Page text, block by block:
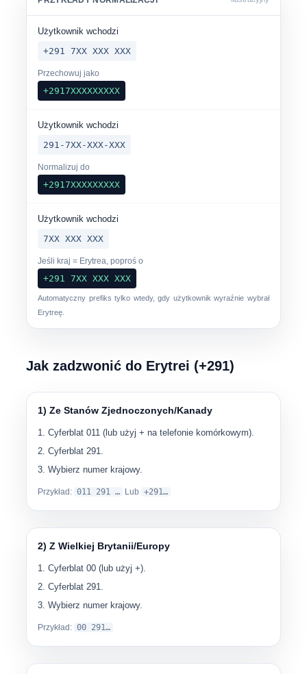
Użytkownik wchodzi
+291 7XX XXX XXX
Przechowuj jako
+2917XXXXXXXXX
Użytkownik wchodzi
291-7XX-XXX-XXX
Normalizuj do
+2917XXXXXXXXX
Użytkownik wchodzi
7XX XXX XXX
Jeśli kraj = Erytrea, poproś o
+291 7XX XXX XXX
Automatyczny prefiks tylko wtedy, gdy użytkownik wyraźnie wybrał
Erytreę.
Jak zadzwonić do Erytrei (+291)
1) Ze Stanów Zjednoczonych/Kanady
Cyferblat011 (lub użyj+ na telefonie komórkowym).
Cyferblat291.
Wybierz numer krajowy.
Przykład: 011 291 … Lub +291…
2) Z Wielkiej Brytanii/Europy
Cyferblat00 (lub użyj+).
Cyferblat291.
Wybierz numer krajowy.
Przykład: 00 291…